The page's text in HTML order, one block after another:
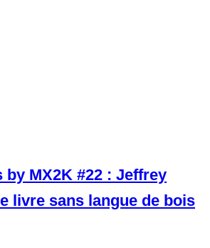
by MX2K #22 : Jeffrey
livre sans langue de bois